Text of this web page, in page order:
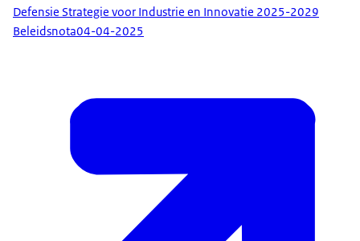
Defensie Strategie voor Industrie en Innovatie 2025-2029
Beleidsnota04-04-2025